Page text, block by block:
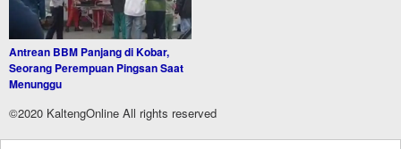
Antrean BBM Panjang di Kobar,
Seorang Perempuan Pingsan Saat
Menunggu
©2020 KaltengOnline All rights reserved